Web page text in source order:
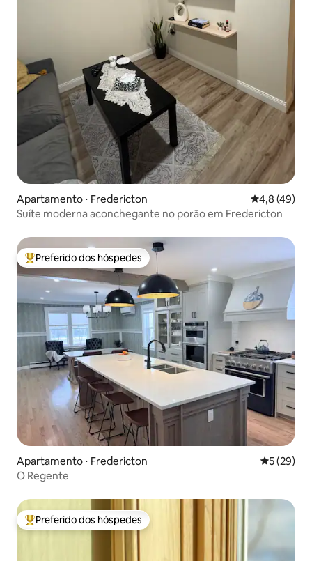
Apartamento ⋅ Fredericton 4,8 de uma
4,8 (49)
Suíte moderna aconchegante no porão em Fredericton
Entre os melhores preferidos dos hóspedes
Preferido dos hóspedes
Apartamento ⋅ Fredericton 5 de uma
5 (29)
O Regente
Entre os melhores preferidos dos hóspedes
Preferido dos hóspedes